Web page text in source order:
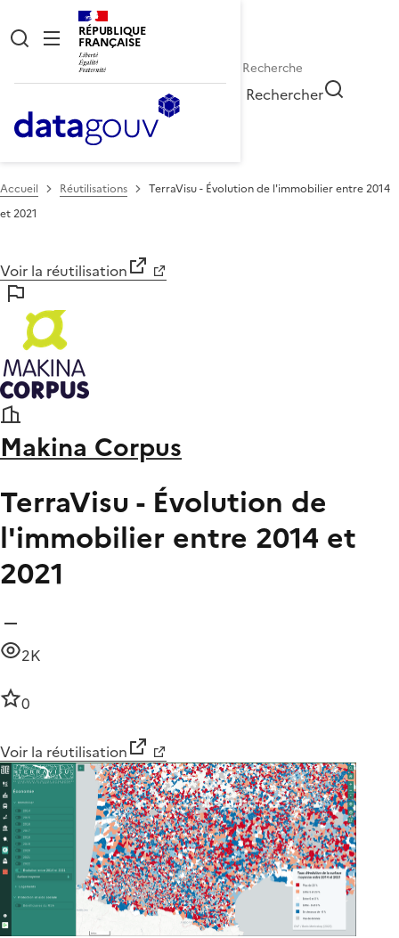
RÉPUBLIQUE
FRANÇAISE
Rechercher
Accueil Réutilisations
TerraVisu - Évolution de l'immobilier entre 2014
et 2021
Voir la réutilisation
Makina Corpus
TerraVisu - Évolution de
l'immobilier entre 2014 et
2021
2K
0
Voir la réutilisation